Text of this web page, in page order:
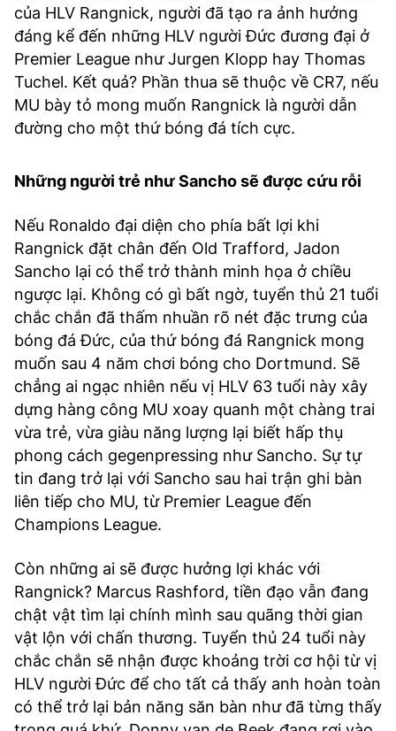
của HLV Rangnick, người đã tạo ra ảnh hưởng
đáng kể đến những HLV người Đức đương đại ở
Premier League như Jurgen Klopp hay Thomas
Tuchel. Kết quả? Phần thua sẽ thuộc về CR7, nếu
MU bày tỏ mong muốn Rangnick là người dẫn
đường cho một thứ bóng đá tích cực.
Những người trẻ như Sancho sẽ được cứu rỗi
Nếu Ronaldo đại diện cho phía bất lợi khi
Rangnick đặt chân đến Old Trafford, Jadon
Sancho lại có thể trở thành minh họa ở chiều
ngược lại. Không có gì bất ngờ, tuyển thủ 21 tuổi
chắc chắn đã thấm nhuần rõ nét đặc trưng của
bóng đá Đức, của thứ bóng đá Rangnick mong
muốn sau 4 năm chơi bóng cho Dortmund. Sẽ
chẳng ai ngạc nhiên nếu vị HLV 63 tuổi này xây
dựng hàng công MU xoay quanh một chàng trai
vừa trẻ, vừa giàu năng lượng lại biết hấp thụ
phong cách gegenpressing như Sancho. Sự tự
tin đang trở lại với Sancho sau hai trận ghi bàn
liên tiếp cho MU, từ Premier League đến
Champions League.
Còn những ai sẽ được hưởng lợi khác với
Rangnick? Marcus Rashford, tiền đạo vẫn đang
chật vật tìm lại chính mình sau quãng thời gian
vật lộn với chấn thương. Tuyển thủ 24 tuổi này
chắc chắn sẽ nhận được khoảng trời cơ hội từ vị
HLV người Đức để cho tất cả thấy anh hoàn toàn
có thể trở lại bản năng săn bàn như đã từng thấy